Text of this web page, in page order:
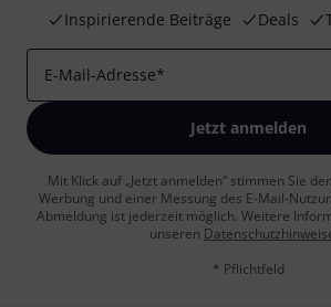
Inspirierende Beiträge
Deals
E-Mail-Adresse*
Jetzt anmelden
Mit Klick auf „Jetzt anmelden“ stimmen Sie
Werbung und einer Messung des E-Mail-
Abmeldung ist jederzeit möglich. Weitere
unseren
* Pflichtfeld